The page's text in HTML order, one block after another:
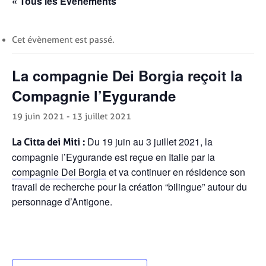
Cet évènement est passé.
La compagnie Dei Borgia reçoit la
Compagnie l’Eygurande
19 juin 2021 - 13 juillet 2021
La Citta dei Miti : Du 19 juin au 3 juillet 2021, la
compagnie l’Eygurande est reçue en Italie par la
compagnie Dei Borgiaet va continuer en résidence son
travail de recherche pour la création “bilingue” autour du
personnage d’Antigone.